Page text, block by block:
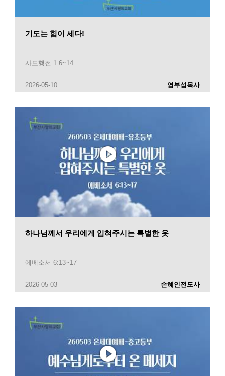
기도는 힘이 세다!
사도행전 1:6~14
2026-05-10 염부섭목사
하나님께서 우리에게 입혀주시는 특별한 옷
에베소서 6:13~17
2026-05-03 손혜인전도사